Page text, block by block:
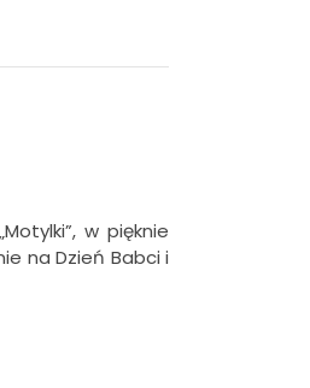
w pięknie
na Dzień Babci i